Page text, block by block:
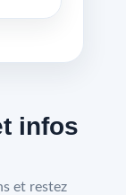
infos
et restez